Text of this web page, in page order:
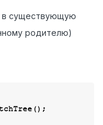
в существующую
родителю)